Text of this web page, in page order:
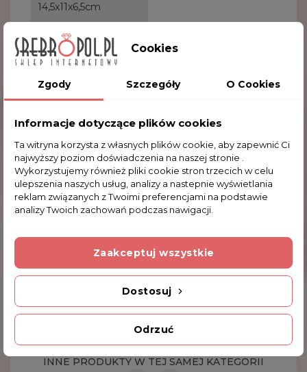
14,5x11x6,5cm
Opakowanie
Komentarze (0)
Dodatkowe Informacje
INNE PRODUKTY W TEJ SAMEJ KATEGORII
Cookies
Zgody Szczegóły O Cookies
Informacje dotyczące plików cookies
Ta witryna korzysta z własnych plików cookie, aby zapewnić Ci
najwyższy poziom doświadczenia na naszej stronie .
Wykorzystujemy również pliki cookie stron trzecich w celu
ulepszenia naszych usług, analizy a nastepnie wyświetlania
reklam związanych z Twoimi preferencjami na podstawie
analizy Twoich zachowań podczas nawigacji.
Odrzuć
Dostosuj
Zaakceptuj wszystkie